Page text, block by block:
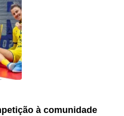
à comunidade